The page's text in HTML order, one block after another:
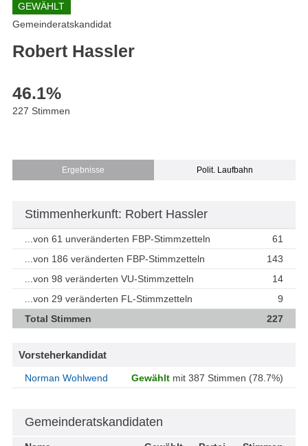
GEWÄHLT
Gemeinderatskandidat
Robert Hassler
46.1%
227 Stimmen
Ergebnisse Polit. Laufbahn
Stimmenherkunft: Robert Hassler
...von 61 unveränderten FBP-Stimmzetteln
61
...von 186 veränderten FBP-Stimmzetteln
143
...von 98 veränderten VU-Stimmzetteln
14
...von 29 veränderten FL-Stimmzetteln
9
Total Stimmen
227
Vorsteherkandidat
Norman Wohlwend Gewählt mit 387 Stimmen (78.7%)
Gemeinderatskandidaten